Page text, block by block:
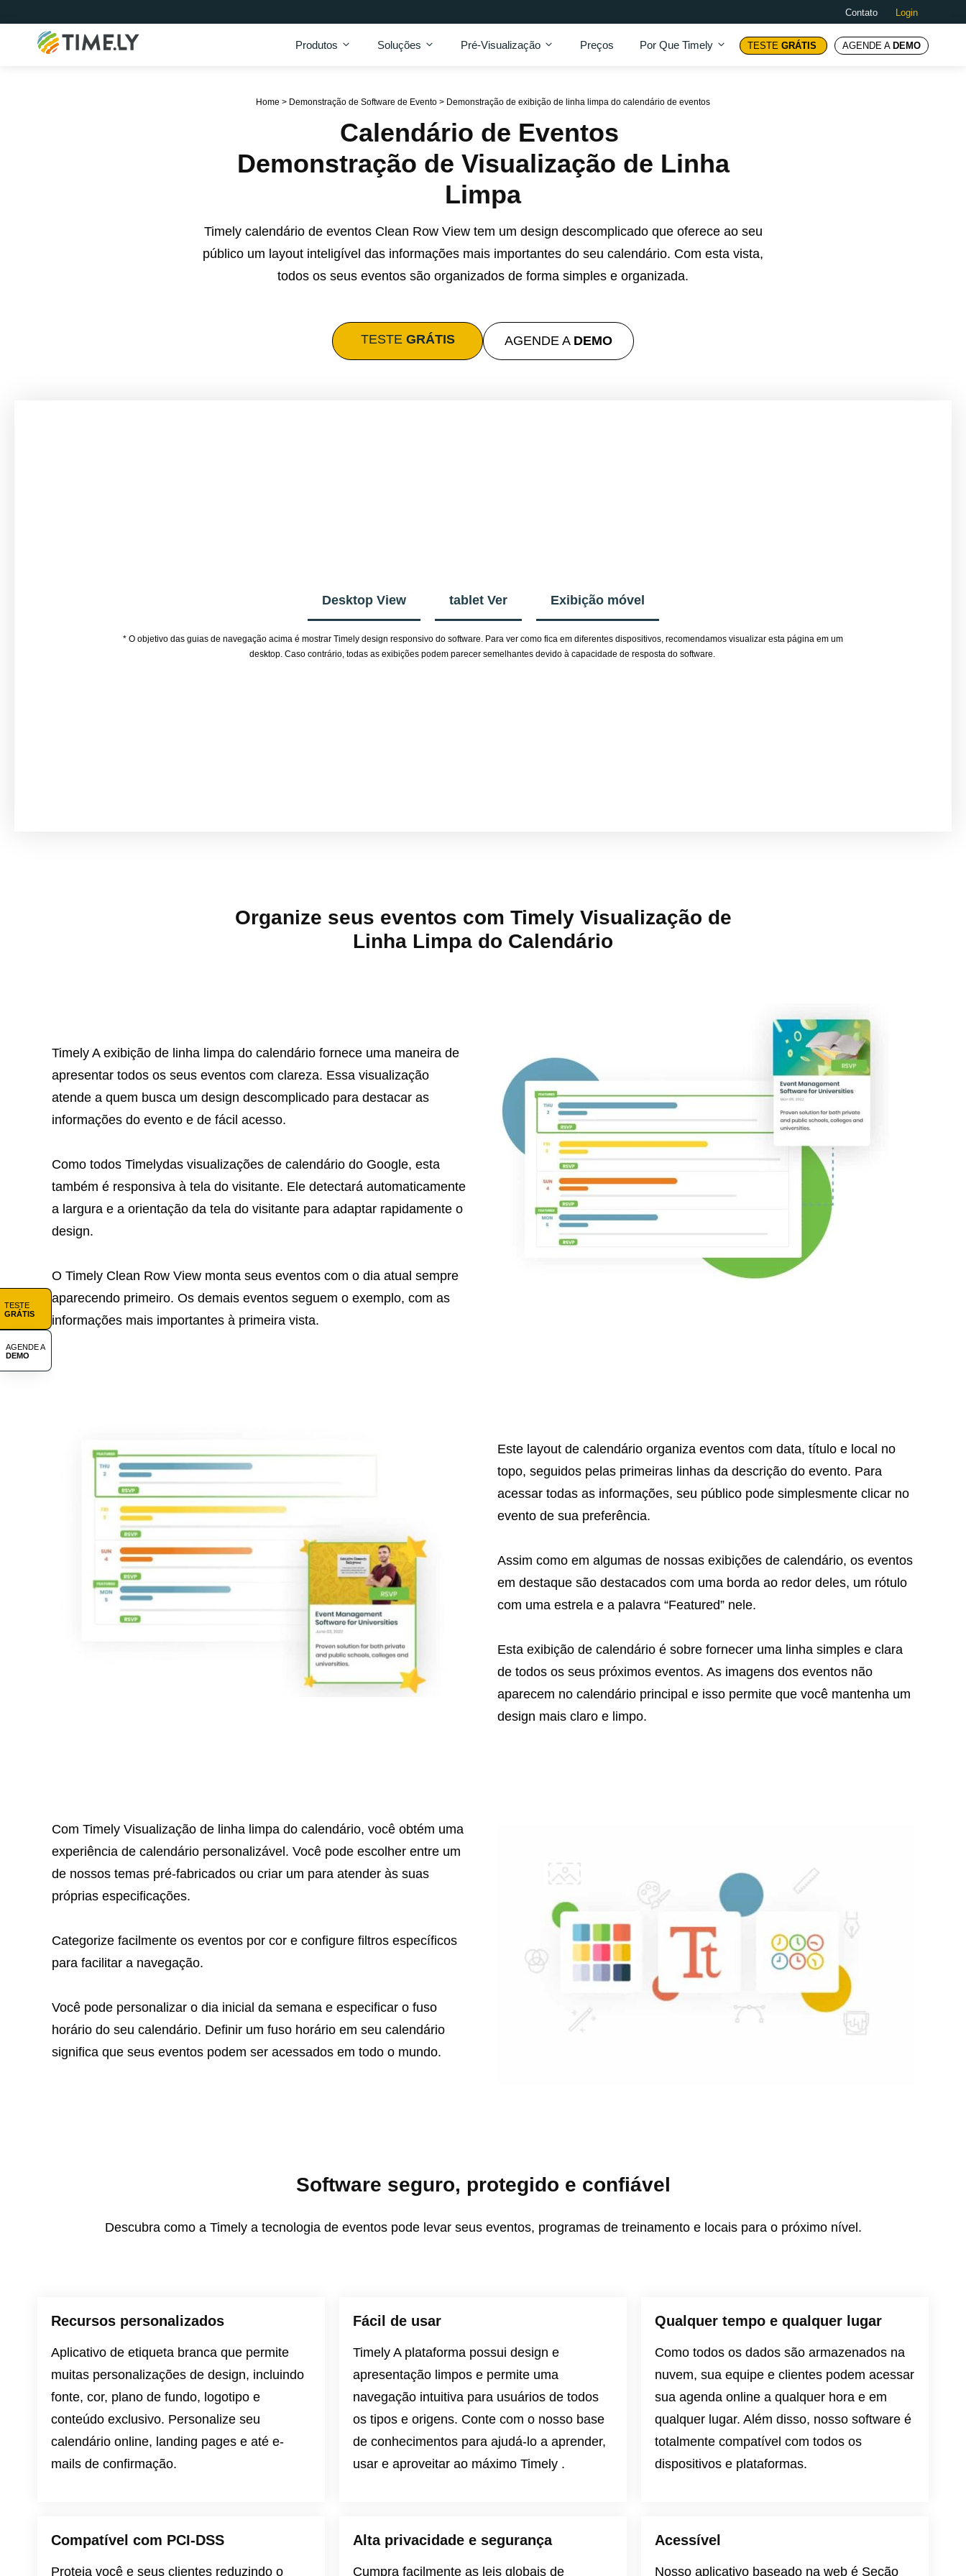
Contato Login
Timely
Produtos Soluções Pré-Visualização Preços Por Que Timely TESTE GRÁTIS AGENDE A DEMO
TESTE
GRÁTIS
AGENDE A
DEMO
Home > Demonstração de Software de Evento > Demonstração de exibição de linha limpa do calendário de eventos
Calendário de Eventos
Demonstração de Visualização de Linha
Limpa
Timely calendário de eventos Clean Row View tem um design descomplicado que oferece ao seu
público um layout inteligível das informações mais importantes do seu calendário. Com esta vista,
todos os seus eventos são organizados de forma simples e organizada.
TESTE GRÁTIS AGENDE A DEMO
Desktop View tablet Ver Exibição móvel
* O objetivo das guias de navegação acima é mostrar Timely design responsivo do software. Para ver como fica em diferentes dispositivos, recomendamos visualizar esta página em um
desktop. Caso contrário, todas as exibições podem parecer semelhantes devido à capacidade de resposta do software.
Organize seus eventos com Timely Visualização de
Linha Limpa do Calendário
Timely A exibição de linha limpa do calendário fornece uma maneira de
apresentar todos os seus eventos com clareza. Essa visualização
atende a quem busca um design descomplicado para destacar as
informações do evento e de fácil acesso.
Como todos Timelydas visualizações de calendário do Google, esta
também é responsiva à tela do visitante. Ele detectará automaticamente
a largura e a orientação da tela do visitante para adaptar rapidamente o
design.
O Timely Clean Row View monta seus eventos com o dia atual sempre
aparecendo primeiro. Os demais eventos seguem o exemplo, com as
informações mais importantes à primeira vista.
Este layout de calendário organiza eventos com data, título e local no
topo, seguidos pelas primeiras linhas da descrição do evento. Para
acessar todas as informações, seu público pode simplesmente clicar no
evento de sua preferência.
Assim como em algumas de nossas exibições de calendário, os eventos
em destaque são destacados com uma borda ao redor deles, um rótulo
com uma estrela e a palavra “Featured” nele.
Esta exibição de calendário é sobre fornecer uma linha simples e clara
de todos os seus próximos eventos. As imagens dos eventos não
aparecem no calendário principal e isso permite que você mantenha um
design mais claro e limpo.
Com Timely Visualização de linha limpa do calendário, você obtém uma
experiência de calendário personalizável. Você pode escolher entre um
de nossos temas pré-fabricados ou criar um para atender às suas
próprias especificações.
Categorize facilmente os eventos por cor e configure filtros específicos
para facilitar a navegação.
Você pode personalizar o dia inicial da semana e especificar o fuso
horário do seu calendário. Definir um fuso horário em seu calendário
significa que seus eventos podem ser acessados ​​em todo o mundo.
Software seguro, protegido e confiável
Descubra como a Timely a tecnologia de eventos pode levar seus eventos, programas de treinamento e locais para o próximo nível.
Recursos personalizados
Aplicativo de etiqueta branca que permite
muitas personalizações de design, incluindo
fonte, cor, plano de fundo, logotipo e
conteúdo exclusivo. Personalize seu
calendário online, landing pages e até e-
mails de confirmação.
Fácil de usar
Timely A plataforma possui design e
apresentação limpos e permite uma
navegação intuitiva para usuários de todos
os tipos e origens. Conte com o nosso base
de conhecimentos para ajudá-lo a aprender,
usar e aproveitar ao máximo Timely .
Qualquer tempo e qualquer lugar
Como todos os dados são armazenados na
nuvem, sua equipe e clientes podem acessar
sua agenda online a qualquer hora e em
qualquer lugar. Além disso, nosso software é
totalmente compatível com todos os
dispositivos e plataformas.
Compatível com PCI-DSS
Proteja você e seus clientes reduzindo o
Alta privacidade e segurança
Cumpra facilmente as leis globais de
Acessível
Nosso aplicativo baseado na web é Seção